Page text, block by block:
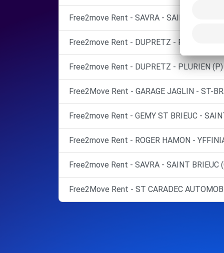
Free2move Rent - SAVRA - SAINT BRIEUC
Free2move Rent - DUPRETZ - PLURIEN (C)
Free2move Rent - DUPRETZ - PLURIEN (P)
Free2Move Rent - GARAGE JAGLIN - ST-
Free2move Rent - GEMY ST BRIEUC -
Free2move Rent - ROGER HAMON -
Free2move Rent - SAVRA - SAINT BRIEUC
Free2Move Rent - ST CARADEC